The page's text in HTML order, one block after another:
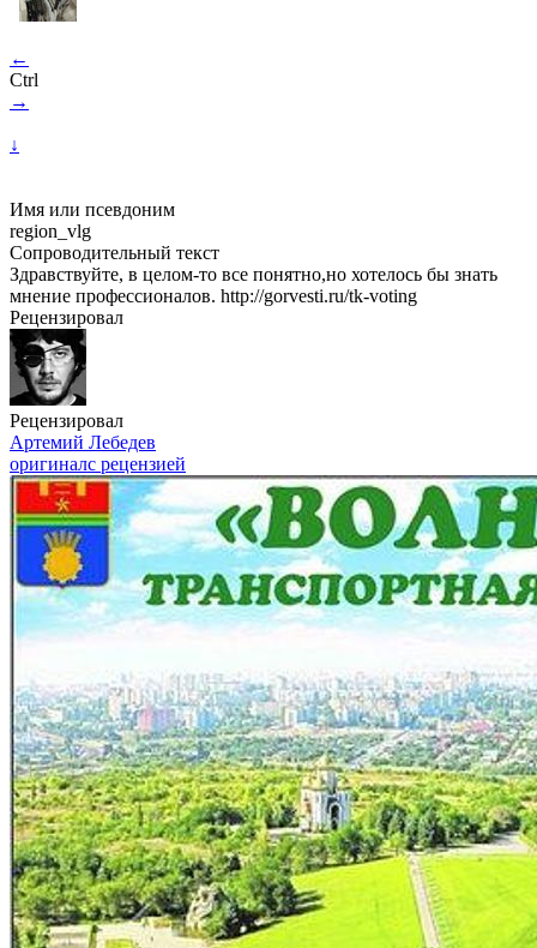
←
Ctrl
→
↓
Имя или псевдоним
region_vlg
Сопроводительный текст
Здравствуйте, в целом-то все понятно,но хотелось бы знать
мнение профессионалов. http://gorvesti.ru/tk-voting
Рецензировал
Рецензировал
Артемий Лебедев
оригиналс рецензией